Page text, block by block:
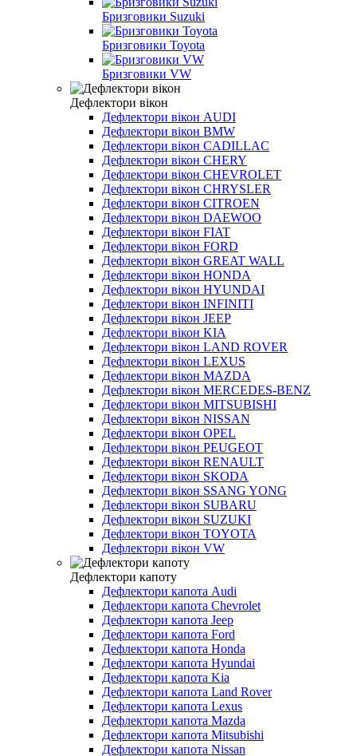
Бризговики Suzuki
Бризговики Toyota
Бризговики VW
Дефлектори вікон
Дефлектори вікон AUDI
Дефлектори вікон BMW
Дефлектори вікон CADILLAC
Дефлектори вікон CHERY
Дефлектори вікон CHEVROLET
Дефлектори вікон CHRYSLER
Дефлектори вікон CITROEN
Дефлектори вікон DAEWOO
Дефлектори вікон FIAT
Дефлектори вікон FORD
Дефлектори вікон GREAT WALL
Дефлектори вікон HONDA
Дефлектори вікон HYUNDAI
Дефлектори вікон INFINITI
Дефлектори вікон JEEP
Дефлектори вікон KIA
Дефлектори вікон LAND ROVER
Дефлектори вікон LEXUS
Дефлектори вікон MAZDA
Дефлектори вікон MERCEDES-BENZ
Дефлектори вікон MITSUBISHI
Дефлектори вікон NISSAN
Дефлектори вікон OPEL
Дефлектори вікон PEUGEOT
Дефлектори вікон RENAULT
Дефлектори вікон SKODA
Дефлектори вікон SSANG YONG
Дефлектори вікон SUBARU
Дефлектори вікон SUZUKI
Дефлектори вікон TOYOTA
Дефлектори вікон VW
Дефлектори капоту
Дефлектори капота Audi
Дефлектори капота Chevrolet
Дефлектори капота Jeep
Дефлектори капота Ford
Дефлектори капота Honda
Дефлектори капота Hyundai
Дефлектори капота Kia
Дефлектори капота Land Rover
Дефлектори капота Lexus
Дефлектори капота Mazda
Дефлектори капота Mitsubishi
Дефлектори капота Nissan